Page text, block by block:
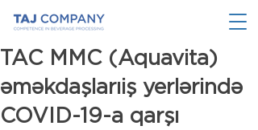
TAC MMC (Aquavita)
əməkdaşlarıiş yerlərində
COVID-19-a qarşı